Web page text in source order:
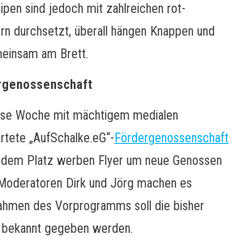
sind jedoch mit zahlreichen rot-
durchsetzt, überall hängen Knappen und
am Brett.
Woche mit mächtigem medialen
„AufSchalke.eG“-Fördergenossenschaft
Platz werben Flyer um neue Genossen
Dirk und Jörg machen es
des Vorprogramms soll die bisher
gegeben werden.